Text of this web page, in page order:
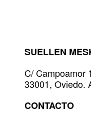
SUELLEN
C/ Campoamor
33001, Oviedo.
CONTACTO